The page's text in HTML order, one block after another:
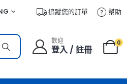
追蹤您的訂單 幫助
歡迎
登入 / 註冊
0